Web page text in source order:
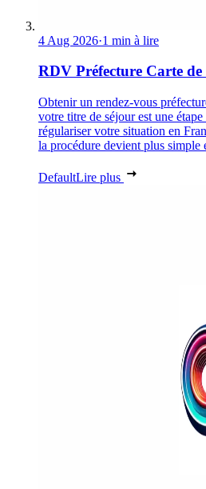
4 Aug 2026·1 min à lire
RDV Préfecture Carte
Obtenir un rendez-vous
votre titre de séjour est une
régulariser votre situation en
la procédure devient plus simple
DefaultLire plus